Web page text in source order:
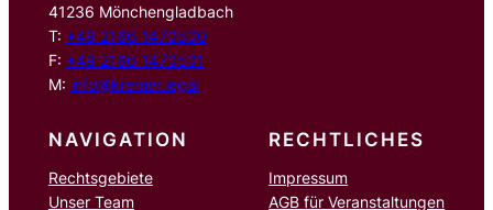
41236 Mönchengladbach
T: +49 2166 1470500
F: +49 2166 1470501
M: info@kremer.legal
NAVIGATION
Rechtsgebiete
Unser Team
RECHTLICHES
Impressum
AGB für Veranstaltungen